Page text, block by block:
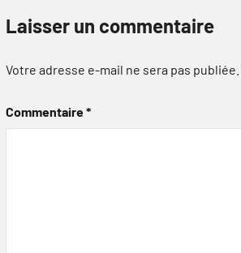
Laisser un commentaire
Votre adresse e-mail ne sera pas publiée.
Commentaire*